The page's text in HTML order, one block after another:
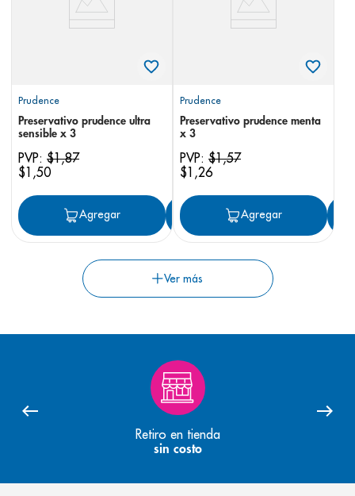
Prudence
Preservativo prudence ultra
sensible x 3
PVP: $1,87
$1 ,50
Agregar Agregar
Prudence
Preservativo prudence menta
x 3
PVP: $1,57
$1 ,26
Agregar
Retiro en tienda
sin costo